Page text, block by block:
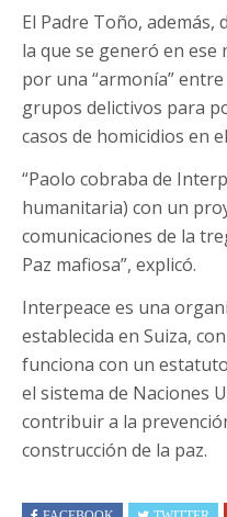
El Padre Toño, además,
la que se generó en ese
por una “armonía”
grupos delictivos para
casos de homicidios en
“Paolo cobraba de
humanitaria) con un
comunicaciones de la
Paz mafiosa”, explicó.
Interpeace es una
establecida en Suiza,
funciona con un
el sistema de Naciones
contribuir a la
construcción de la paz.